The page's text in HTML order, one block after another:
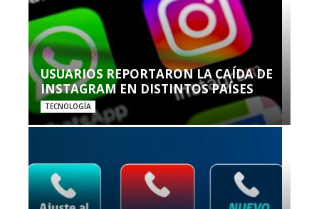
USUARIOS REPORTARON LA CAÍDA DE
INSTAGRAM EN DISTINTOS PAÍSES
TECNOLOGÍA